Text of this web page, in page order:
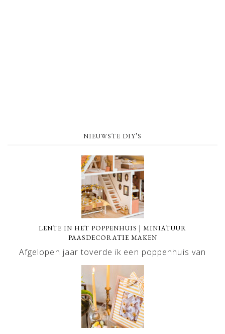
NIEUWSTE DIY’S
LENTE IN HET POPPENHUIS | MINIATUUR
PAASDECORATIE MAKEN
Afgelopen jaar toverde ik een poppenhuis van